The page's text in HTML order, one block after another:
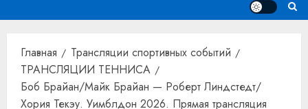
Главная
Трансляции спортивных событий
ТРАНСЛЯЦИИ ТЕННИСА
Боб Брайан/Майк Брайан — Роберт Линдстедт/
Хория Текэу. Уимблдон 2026. Прямая трансляция